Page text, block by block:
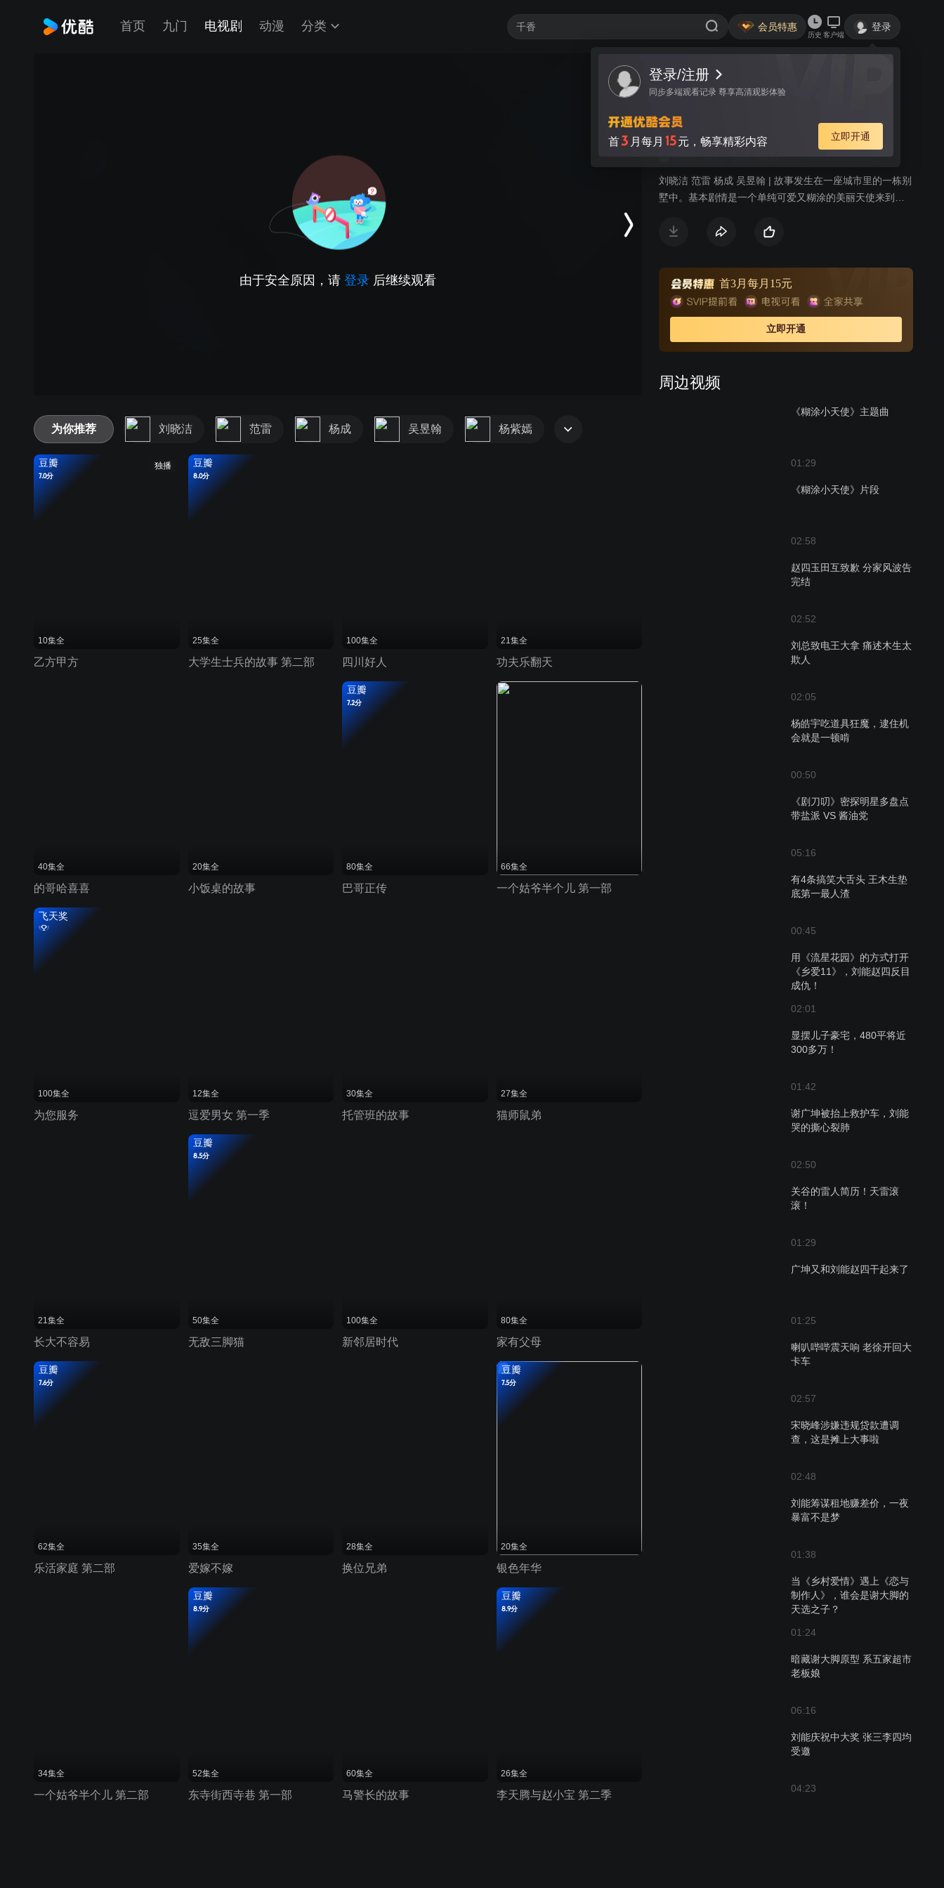
首页 九门 电视剧 动漫 分类 会员特惠
历史 客户端
登录
登录/注册
同步多端观看记录 尊享高清观影体验
首3 月每月 15元，畅享精彩内容 立即开通
由于安全原因，请 登录 后继续观看
视频 讨论
糊涂小天使
家庭
刘晓洁 范雷 杨成 吴昱翰 | 故事发生在一座城市里的一栋别
墅中。基本剧情是一个单纯可爱又糊涂的美丽天使来到人
起，在她一个个糊涂仙法的作用下，他们的生活有欢笑，
连；小科员傅民一直在做着仕途梦，一个科长的位置让他
茶饭不香，而老乡小翠姑娘的锲而不舍的死缠烂打让他既
得意又苦恼；家道殷实的东东则是一个无所事事的“啃老
族”，因为什么都不缺所以感觉自己的日子乏味的空无内
容，追求爱情屡试不成，唯一的爱好是嚷嚷着要当偶像级
被彻底改变了……
首3月每月15元
立即开通
周边视频
《糊涂小天使》主题曲
01:29
《糊涂小天使》片段
02:58
赵四玉田互致歉 分家风波告
完结
02:52
刘总致电王大拿 痛述木生太
欺人
02:05
杨皓宇吃道具狂魔，逮住机
会就是一顿啃
00:50
《剧刀叨》密探明星多盘点
带盐派 VS 酱油党
05:16
有4条搞笑大舌头 王木生垫
底第一最人渣
00:45
用《流星花园》的方式打开
《乡爱11》，刘能赵四反目
成仇！
02:01
显摆儿子豪宅，480平将近
300多万！
01:42
谢广坤被抬上救护车，刘能
哭的撕心裂肺
02:50
关谷的雷人简历！天雷滚
滚！
01:29
广坤又和刘能赵四干起来了
01:25
喇叭哔哔震天响 老徐开回大
卡车
02:57
宋晓峰涉嫌违规贷款遭调
查，这是摊上大事啦
02:48
刘能筹谋租地赚差价，一夜
暴富不是梦
01:38
当《乡村爱情》遇上《恋与
制作人》，谁会是谢大脚的
天选之子？
01:24
暗藏谢大脚原型 系五家超市
老板娘
06:16
刘能庆祝中大奖 张三李四均
受邀
04:23
为你推荐 刘晓洁 范雷 杨成 吴昱翰 杨紫嫣
独播
豆瓣
7.0分
10集全
乙方甲方
豆瓣
8.0分
25集全
大学生士兵的故事 第二部
100集全
四川好人
21集全
功夫乐翻天
40集全
的哥哈喜喜
20集全
小饭桌的故事
豆瓣
7.2分
80集全
巴哥正传
66集全
一个姑爷半个儿 第一部
飞天奖
100集全
为您服务
12集全
逗爱男女 第一季
30集全
托管班的故事
27集全
猫师鼠弟
21集全
长大不容易
豆瓣
8.5分
50集全
无敌三脚猫
100集全
新邻居时代
80集全
家有父母
豆瓣
7.6分
62集全
乐活家庭 第二部
35集全
爱嫁不嫁
28集全
换位兄弟
豆瓣
7.5分
20集全
银色年华
34集全
一个姑爷半个儿 第二部
豆瓣
8.9分
52集全
东寺街西寺巷 第一部
60集全
马警长的故事
豆瓣
8.9分
26集全
李天腾与赵小宝 第二季